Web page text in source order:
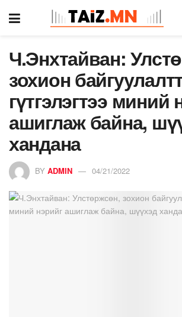
Ч.Энхтайван:
зохион
гүтгэлэгтээ миний
ашиглаж байна,
хандана
BY ADMIN 04/21/2022